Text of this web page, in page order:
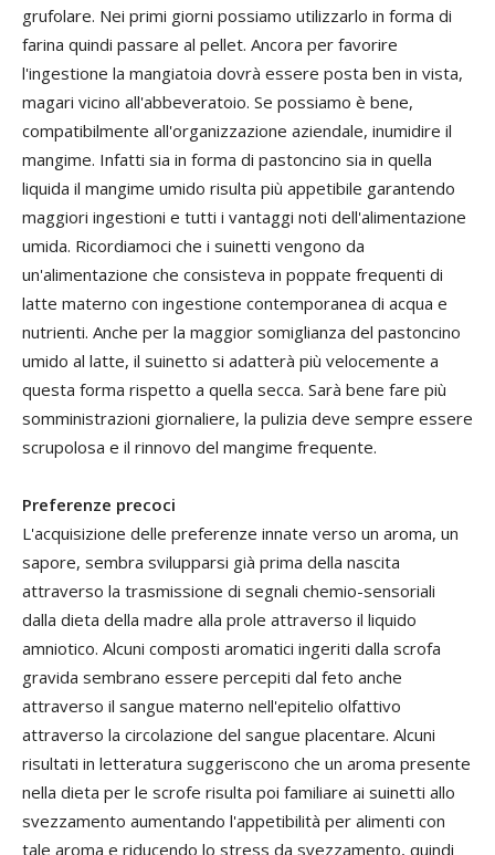
grufolare. Nei primi giorni possiamo utilizzarlo in forma di
farina quindi passare al pellet. Ancora per favorire
l'ingestione la mangiatoia dovrà essere posta ben in vista,
magari vicino all'abbeveratoio. Se possiamo è bene,
compatibilmente all'organizzazione aziendale, inumidire il
mangime. Infatti sia in forma di pastoncino sia in quella
liquida il mangime umido risulta più appetibile garantendo
maggiori ingestioni e tutti i vantaggi noti dell'alimentazione
umida. Ricordiamoci che i suinetti vengono da
un'alimentazione che consisteva in poppate frequenti di
latte materno con ingestione contemporanea di acqua e
nutrienti. Anche per la maggior somiglianza del pastoncino
umido al latte, il suinetto si adatterà più velocemente a
questa forma rispetto a quella secca. Sarà bene fare più
somministrazioni giornaliere, la pulizia deve sempre essere
scrupolosa e il rinnovo del mangime frequente.
Preferenze precoci
L'acquisizione delle preferenze innate verso un aroma, un
sapore, sembra svilupparsi già prima della nascita
attraverso la trasmissione di segnali chemio-sensoriali
dalla dieta della madre alla prole attraverso il liquido
amniotico. Alcuni composti aromatici ingeriti dalla scrofa
gravida sembrano essere percepiti dal feto anche
attraverso il sangue materno nell'epitelio olfattivo
attraverso la circolazione del sangue placentare. Alcuni
risultati in letteratura suggeriscono che un aroma presente
nella dieta per le scrofe risulta poi familiare ai suinetti allo
svezzamento aumentando l'appetibilità per alimenti con
tale aroma e riducendo lo stress da svezzamento, quindi